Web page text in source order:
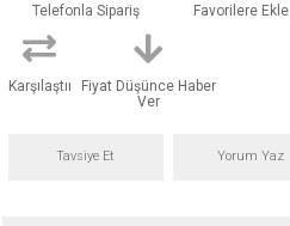
Telefonla Sipariş Favorilere Ekle
Karşılaştır
Fiyat Düşünce Haber
Ver
Tavsiye Et Yorum Yaz